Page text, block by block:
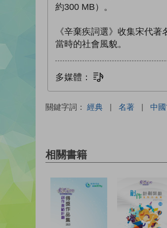
約300 MB）。
《辛棄疾詞選》收集宋代
當時的社會風貌。
多媒體： 文字同步朗讀
關鍵字詞： 經典 | 名著 | 中
相關書籍